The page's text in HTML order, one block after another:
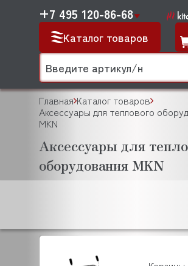
Каталог товаров
+7 495 120-86-68
Главная Каталог товаров
Аксессуары для теплового
MKN
Аксессуары для
оборудования MKN